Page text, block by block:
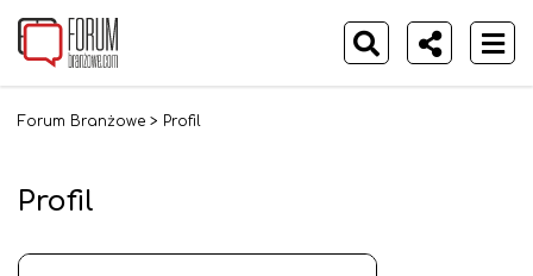
Forum Branżowe > Profil
Profil